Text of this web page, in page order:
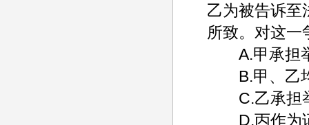
乙为被告诉至
所致。对这一
A.甲承担
B.甲、乙均
C.乙承担
D.丙作为